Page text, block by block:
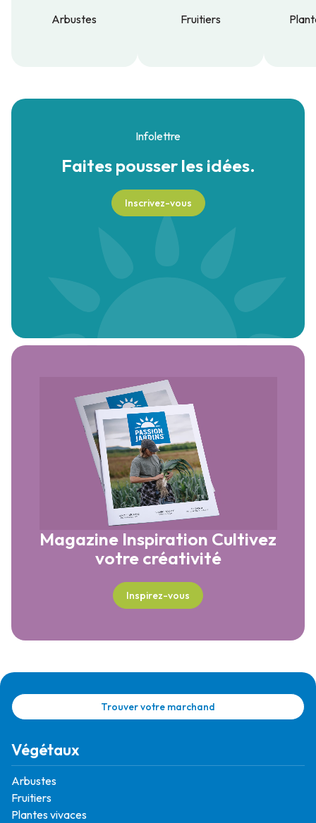
Arbustes
Fruitiers
Infolettre
Faites pousserles idées.
Inscrivez-vous
Magazine Inspiration Cultivez
votre créativité
Inspirez-vous
Trouver votre marchand
Végétaux
Arbustes
Fruitiers
Plantes vivaces